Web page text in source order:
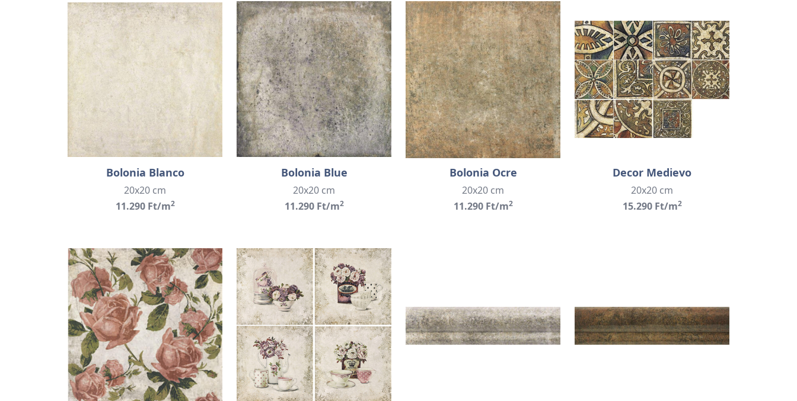
Bolonia Blanco
20x20 cm
11.290 Ft/m2
Bolonia Blue
20x20 cm
11.290 Ft/m2
Bolonia Ocre
20x20 cm
11.290 Ft/m2
Decor Medievo
20x20 cm
15.290 Ft/m2